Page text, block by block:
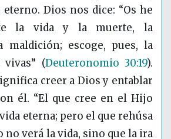
Dios nos dice: “Os he
la vida y la muerte, la
maldición; escoge, pues, la
(Deuteronomio 30:19).
creer a Dios y entablar
él. “El que cree en el Hijo
eterna; pero el que rehúsa
no verá la vida, sino que la ira